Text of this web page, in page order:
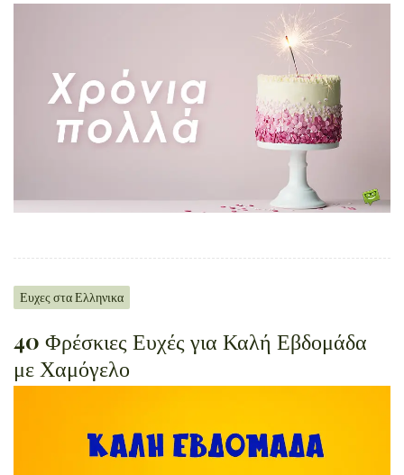
Ευχες στα Ελληνικα
40 Φρέσκιες Ευχές για Καλή Εβδομάδα
με Χαμόγελο